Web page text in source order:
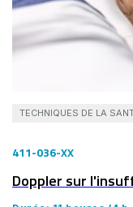
TECHNIQUES DE LA
411-036-XX
Doppler sur